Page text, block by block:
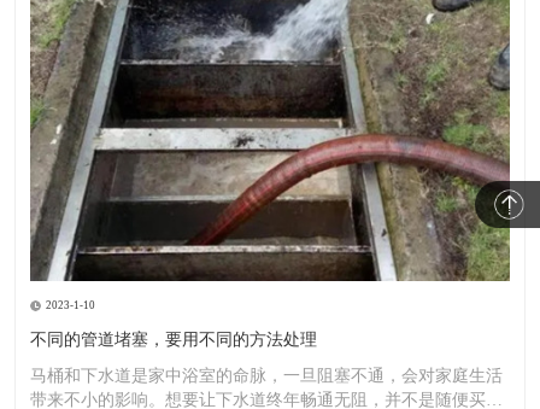
2023-1-10
不同的管道堵塞，要用不同的方法处理
马桶和下水道是家中浴室的命脉，一旦阻塞不通，会对家庭生活
带来不小的影响。想要让下水道终年畅通无阻，并不是随便买一